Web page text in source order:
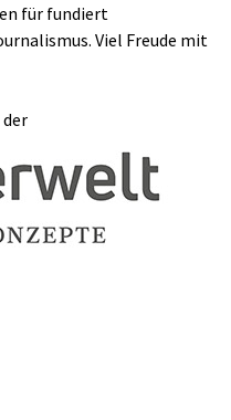
für fundiert
Viel Freude mit
der